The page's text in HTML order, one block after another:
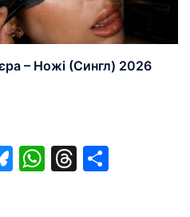
– Ножі (Сингл) 2026
Bluesky
WhatsApp
Threads